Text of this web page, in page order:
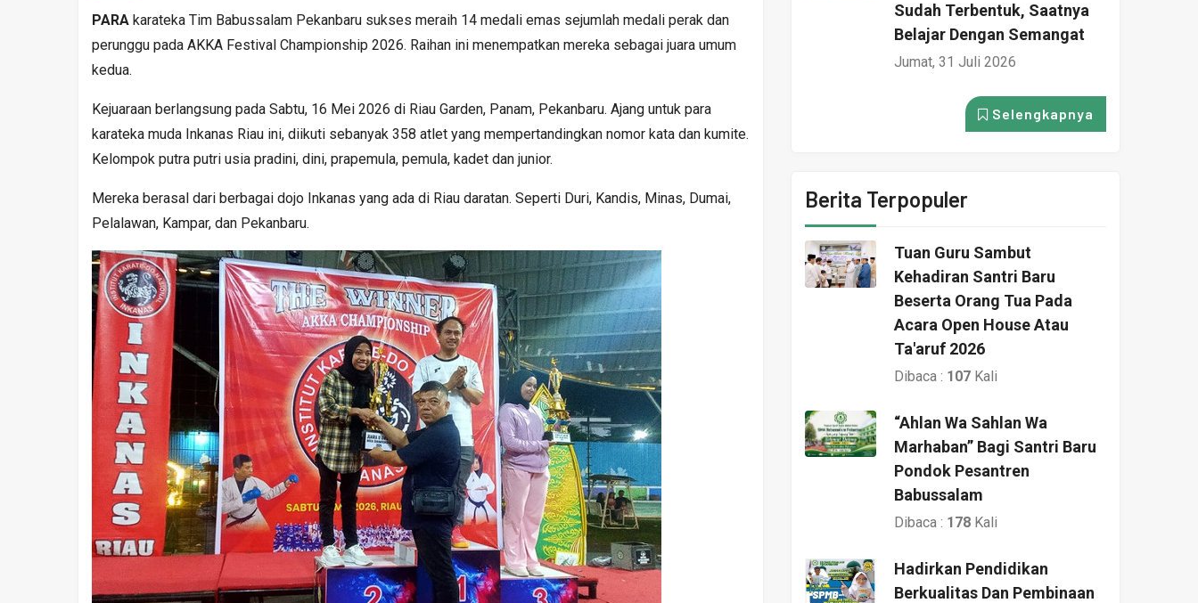
PARA karateka Tim Babussalam Pekanbaru sukses meraih 14 medali emas sejumlah medali perak dan
perunggu pada AKKA Festival Championship 2026. Raihan ini menempatkan mereka sebagai juara umum
kedua.
Kejuaraan berlangsung pada Sabtu, 16 Mei 2026 di Riau Garden, Panam, Pekanbaru. Ajang untuk para
karateka muda Inkanas Riau ini, diikuti sebanyak 358 atlet yang mempertandingkan nomor kata dan kumite.
Kelompok putra putri usia pradini, dini, prapemula, pemula, kadet dan junior.
Mereka berasal dari berbagai dojo Inkanas yang ada di Riau daratan. Seperti Duri, Kandis, Minas, Dumai,
Pelalawan, Kampar, dan Pekanbaru.
Sudah Terbentuk, Saatnya
Belajar Dengan Semangat
Jumat, 31 Juli 2026
Selengkapnya
Berita Terpopuler
Tuan Guru Sambut
Kehadiran Santri Baru
Beserta Orang Tua Pada
Acara Open House Atau
Ta'aruf 2026
Dibaca : 107 Kali
“Ahlan Wa Sahlan Wa
Marhaban” Bagi Santri Baru
Pondok Pesantren
Babussalam
Dibaca : 178 Kali
Hadirkan Pendidikan
Berkualitas Dan Pembinaan